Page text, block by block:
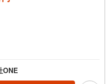
ONE